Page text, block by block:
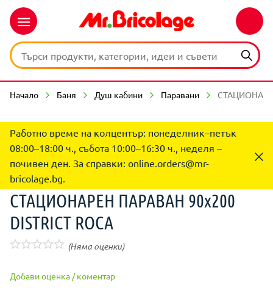
Начало Баня Душ кабини Паравани
Работно време на колцентър: понеделник–петък
08:00–18:00 ч., събота 10:00–16:30 ч., неделя –
почивен ден. За справки: online.orders@mr-
bricolage.bg.
СТАЦИОНАРЕН ПАРАВАН 90x200
DISTRICT ROCA
(Няма оценки)
Добави оценка / коментар